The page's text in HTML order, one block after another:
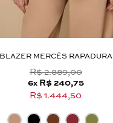
BLAZER MERCÊS RAPADURA
R$ 2.889,00
6x R$ 240,75
R$ 1.444,50